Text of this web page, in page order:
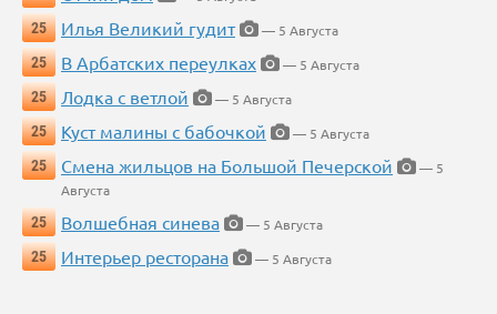
25
Илья Великий гудит
— 5 Августа
25
В Арбатских переулках
— 5 Августа
25
Лодка с ветлой
— 5 Августа
25
Куст малины с бабочкой
— 5 Августа
25
Смена жильцов на Большой Печерской
— 5
Августа
25
Волшебная синева
— 5 Августа
25
Интерьер ресторана — 5 Августа